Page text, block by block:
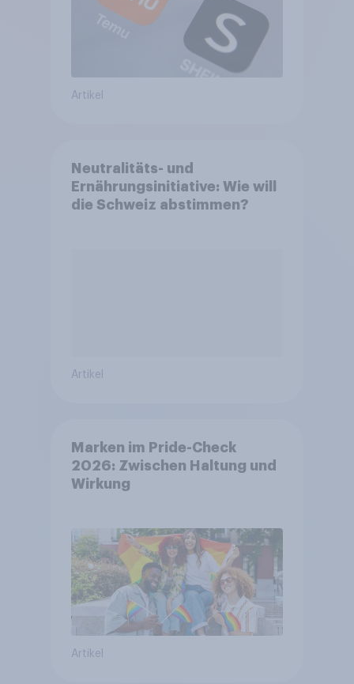
Artikel
Neutralitäts- und
Ernährungsinitiative: Wie will
die Schweiz abstimmen?
Artikel
Marken im Pride-Check
2026: Zwischen Haltung und
Wirkung
Artikel